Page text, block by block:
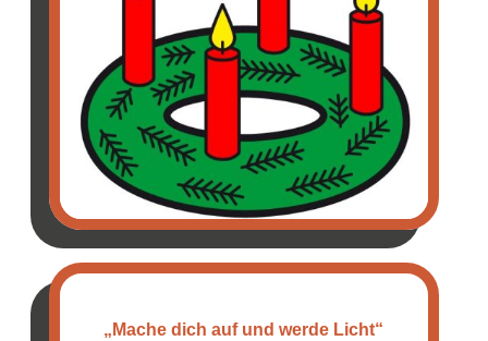
„Mache dich auf und werde Licht“